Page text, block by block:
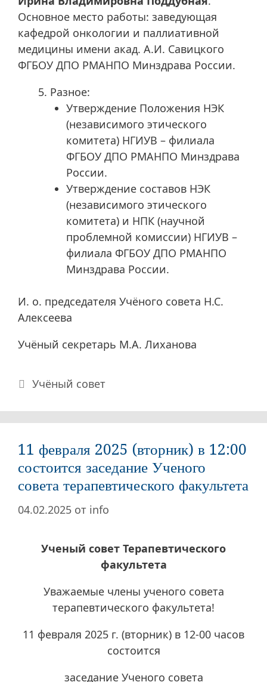
Основное место работы: заведующая
кафедрой онкологии и паллиативной
медицины имени акад. А.И. Савицкого
ФГБОУ ДПО РМАНПО Минздрава России.
Разное:
Утверждение Положения НЭК
(независимого этического
комитета) НГИУВ – филиала
ФГБОУ ДПО РМАНПО Минздрава
России.
Утверждение составов НЭК
(независимого этического
комитета) и НПК (научной
проблемной комиссии) НГИУВ –
филиала ФГБОУ ДПО РМАНПО
Минздрава России.
И. о. председателя Учёного совета Н.С.
Алексеева
Учёный секретарь М.А. Лиханова
Рубрики
Учёный совет
11 февраля 2025 (вторник) в 12:00
состоится заседание Ученого
совета терапевтического факультета
04.02.2025 от info
Ученый совет Терапевтического
факультета
Уважаемые члены ученого совета
терапевтического факультета!
11 февраля 2025 г. (вторник) в 12-00 часов
состоится
заседание Ученого совета